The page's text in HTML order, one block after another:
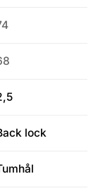
lock